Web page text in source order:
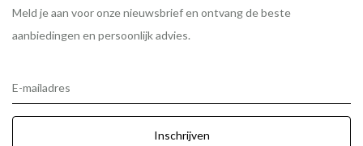
Meld je aan voor onze nieuwsbrief en ontvang de beste
aanbiedingen en persoonlijk advies.
E-mailadres
Inschrijven